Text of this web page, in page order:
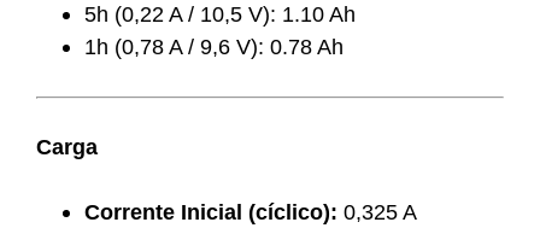
5h (0,22 A / 10,5 V): 1.10 Ah
1h (0,78 A / 9,6 V): 0.78 Ah
Carga
Corrente Inicial (cíclico): 0,325 A